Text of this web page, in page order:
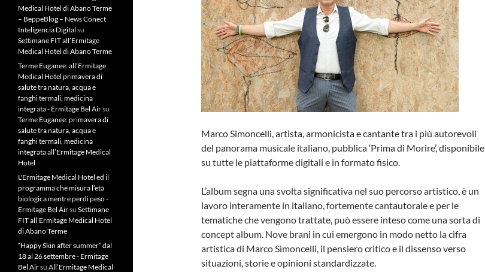
Marco Simoncelli, artista, armonicista e cantante tra i più autorevoli
del panorama musicale italiano, pubblica ‘Prima di Morire’, disponibile
su tutte le piattaforme digitali e in formato fisico.
L’album segna una svolta significativa nel suo percorso artistico, è un
lavoro interamente in italiano, fortemente cantautorale e per le
tematiche che vengono trattate, può essere inteso come una sorta di
concept album. Nove brani in cui emergono in modo netto la cifra
artistica di Marco Simoncelli, il pensiero critico e il dissenso verso
situazioni, storie e opinioni standardizzate.
Medical Hotel di Abano Terme
– BeppeBlog – News Conect
Inteligencia Digital su
Settimane FIT all’Ermitage
Medical Hotel di Abano Terme
Terme Euganee: all’Ermitage
Medical Hotel primavera di
salute tra natura, acqua e
fanghi termali, medicina
integrata - Ermitage Bel Airsu
Terme Euganee: primavera di
salute tra natura, acqua e
fanghi termali, medicina
integrata all’Ermitage Medical
Hotel
L'Ermitage Medical Hotel ed il
programma che misura l’età
biologica mentre perdi peso -
Ermitage Bel Airsu Settimane
FIT all’Ermitage Medical Hotel
di Abano Terme
“Happy Skin after summer” dal
18 al 26 settembre - Ermitage
Bel Airsu All’Ermitage Medical